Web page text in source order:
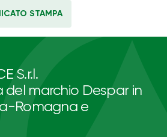
STAMPA
S.r.l.
del marchio Despar in
Romagna e